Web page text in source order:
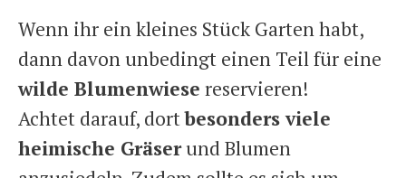
Wenn ihr ein kleines Stück Garten habt,
dann davon unbedingt einen Teil für eine
wilde Blumenwiese reservieren!
Achtet darauf, dortbesonders viele
heimische Gräserund Blumen